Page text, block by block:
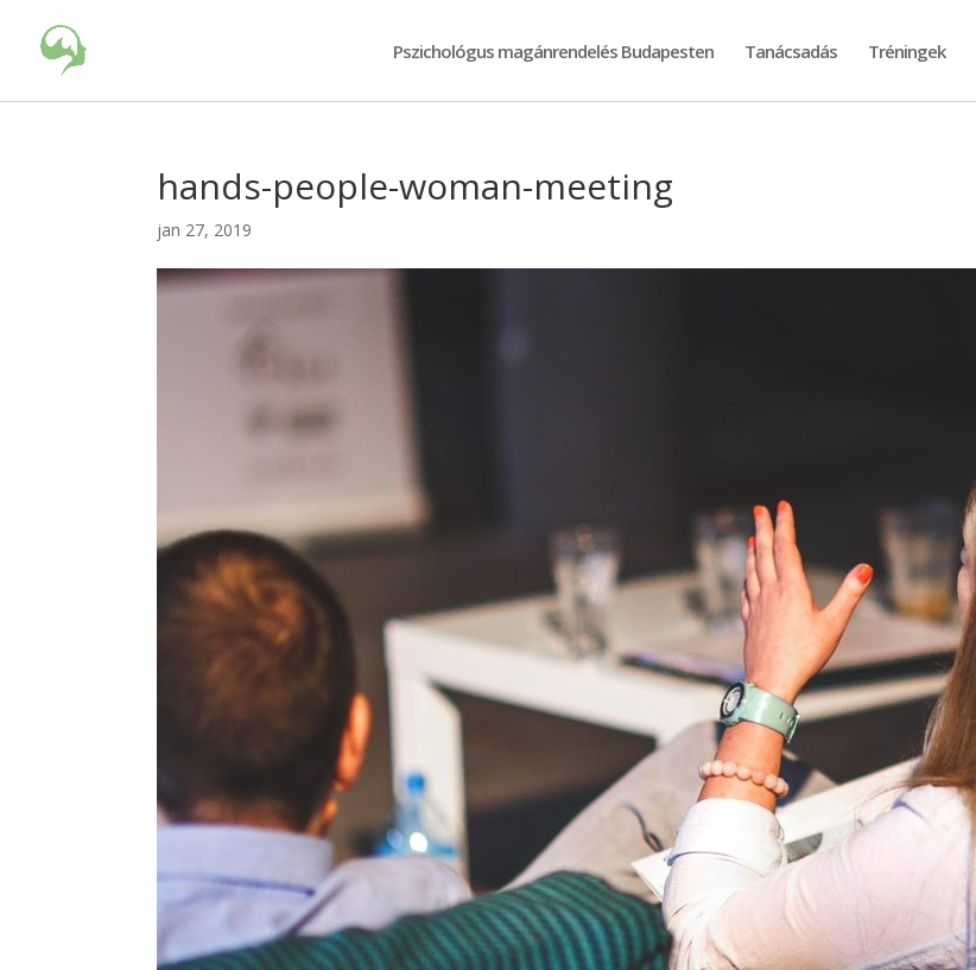
Pszichológus magánrendelés Budapesten Tanácsadás Tréningek
hands-people-woman-meeting
jan 27, 2019